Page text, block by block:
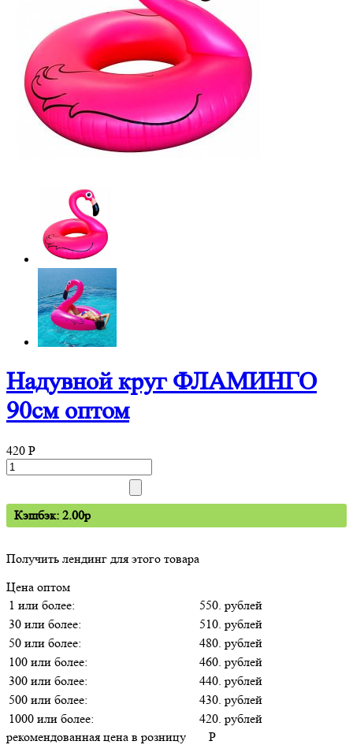
Надувной круг ФЛАМИНГО
90см оптом
420 P
Кэшбэк: 2.00p
Получить лендинг для этого товара
Цена оптом
1 или более:
550. рублей
30 или более:
510. рублей
50 или более:
480. рублей
100 или более:
460. рублей
300 или более:
440. рублей
500 или более:
430. рублей
1000 или более:
420. рублей
рекомендованная цена в розницу
P